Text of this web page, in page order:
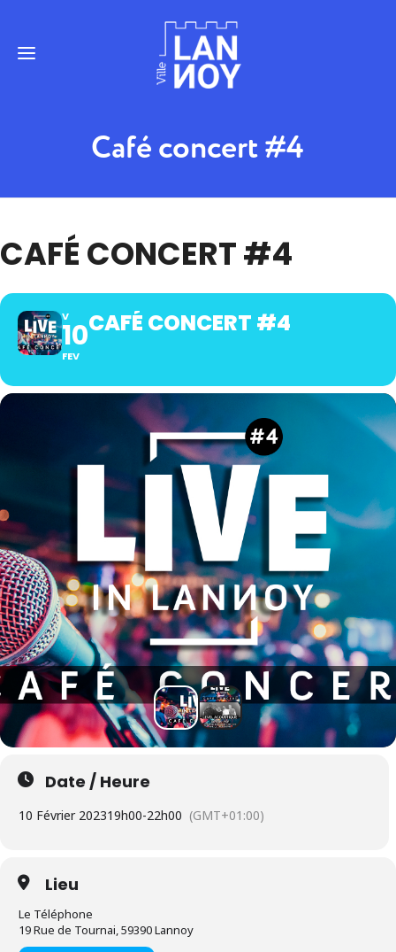
Café concert #4
CAFÉ CONCERT #4
V
10
FEV
CAFÉ CONCERT #4
Date / Heure
10 Février 202319h00-22h00 (GMT+01:00)
Lieu
Le Téléphone
19 Rue de Tournai, 59390 Lannoy